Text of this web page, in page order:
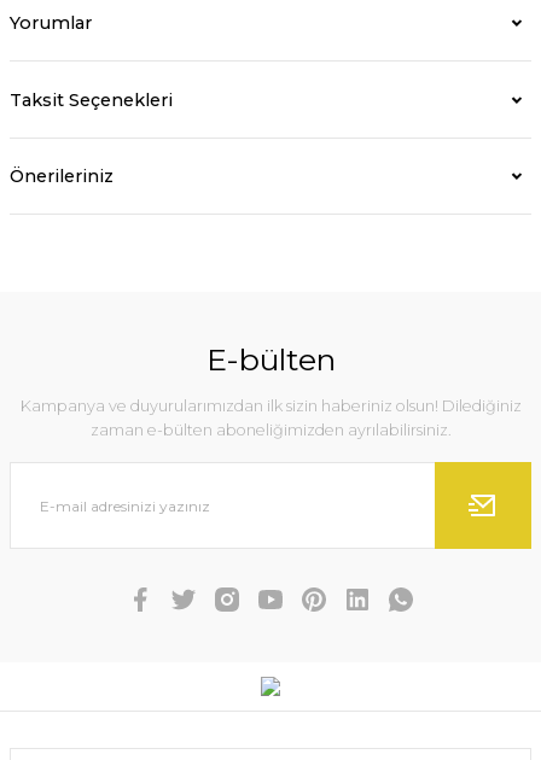
Yorumlar
Taksit Seçenekleri
Önerileriniz
E-bülten
Kampanya ve duyurularımızdan ilk sizin haberiniz olsun! Dilediğiniz
zaman e-bülten aboneliğimizden ayrılabilirsiniz.